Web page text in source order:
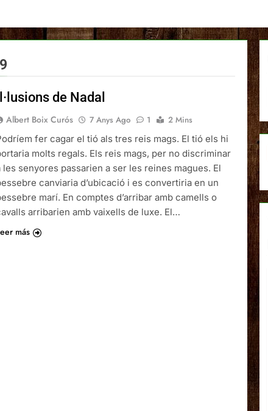
de Nadal
Albert Boix Curós 7 Anys Ago 1
2 Mins
fer cagar el tió als tres reis mags. El tió els hi
molts regals. Els reis mags, per no discriminar
les senyores passarien a ser les reines magues. El
canviaria d’ubicació i es convertiria en un
marí. En comptes d’arribar amb camells o
arribarien amb vaixells de luxe. El…
más